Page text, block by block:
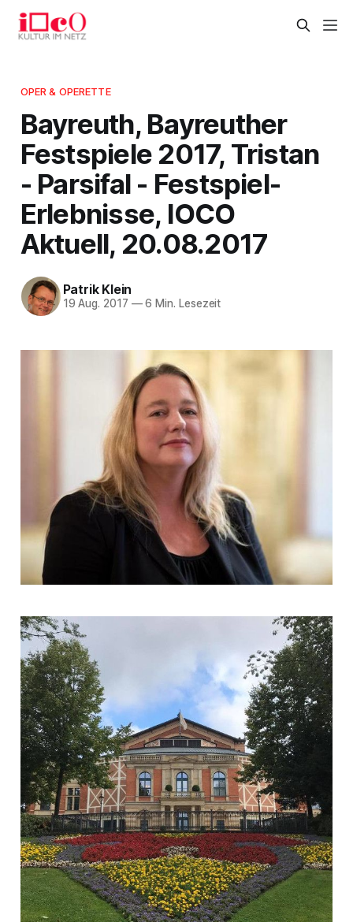
OPER & OPERETTE
Bayreuth, Bayreuther
Festspiele 2017, Tristan
- Parsifal - Festspiel-
Erlebnisse, IOCO
Aktuell, 20.08.2017
Patrik Klein
19 Aug. 2017 —6 Min. Lesezeit